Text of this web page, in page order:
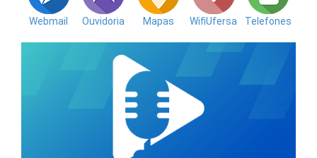
Webmail Ouvidoria Mapas WifiUfersa Telefones